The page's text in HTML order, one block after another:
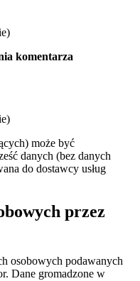
komentarza
może być
danych (bez danych
do dostawcy usług
przez
osobowych podawanych
Dane gromadzone w